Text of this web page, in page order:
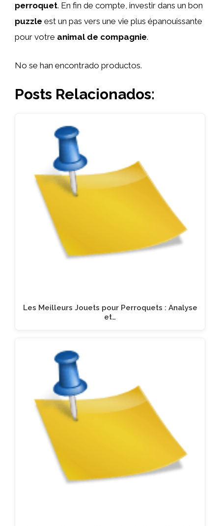
perroquet. En fin de compte, investir dans un bon
puzzle est un pas vers une vie plus épanouissante
pour votre animal de compagnie.
No se han encontrado productos.
Posts Relacionados:
Les Meilleurs Jouets pour Perroquets : Analyse
et…